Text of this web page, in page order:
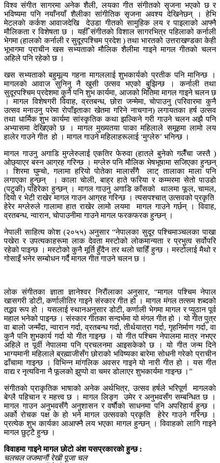
विश्व संगीत सागरमा अनेक शैली, लयका गीत संगीतकाे सृजना भएको छ र
भविष्यमा पनि नयाँनयाँ शैलीका सांगीतिक सृजना अवश्य देखिनेछन् । हेभि
मेटलकाे कर्कश आवाजदेखि देउडा गीतकाे सामुहिक लय र पाइलाको आफ्नै
मौलिकता र विशेषता छ । यहीँ संगीतकाे विशाल सागरभित्र पहिलाको कर्नाली
भेगमा (हालकाे कर्नाली र सुदूरपश्चिम प्रदेश ) तथा भारतको उत्तराखण्डका केही
भूभागमा प्राचीन खस सभ्यताको मौलिक शैलीमा गाइने मागल गीतकाे चलन
अहिले पनि रहेको छ ।
खस सभ्यताको बहुमूल्य गहना मागललाई शुभकार्यकाे प्रतीक पनि मानिन्छ ।
मागलकाे आवाज सुनिनु नै खुसी उत्सव भएको बुझिन्छ । कर्नाली तथा
सुदूरपश्चिम प्रदेशमा कुनै पनि शुभ कार्यमा, आजको मितिमा मागल गाइने चलन छ
। मागल विशेषगरी विवाह, व्रतबन्ध, छोरा जन्मेमा, चाेपाउनु (परिवारमा कुनै
उत्सव मनाउनु परेमा राेपाँइताका खेतमा गरिने नाचगान) लगायतका हर्ष उत्सव
तथा धार्मिक शुभ कार्यमा सांस्कृतिक कथा झल्किने गरी गाउने चलन अझै पनि
अभ्यासमा देखिएको छ । मागल मुख्यतया पाका महिलाले समूहमा लामो लय
हालेर गाउने गीत हो । मागल गाउने महिलाहरूलाई ‘मुग्लेरु’ भनिन्छ ।
मागल गाउनु अगाडि मुग्लेरुलाई एकतिर फेरुवा (हातले बुनेकाे गलैँचा जस्तै )
ओछ्याएर बस्न आग्रह गरिन्छ । मग्लेरु पनि मौलिक भेषभूषामा सजिएका हुन्छन्
। शिरमा घुम्चाे, गलामा हरियो पाेतेका मालासँगै लाट् तालाका माला पनि
लगाएका हुन्छन् । काला चाेली, बाह्र हाते फरिया र कम्मरमा सेतो पाउडाे
(पटुकी) पहिरेका हुन्छन् । मागल गाउनु अगाडि काँसको थालमा फूल, चामल,
दियो र भेटी राखेर मागल गाउन आग्रह गरिन्छ । त्यसपश्चात् उत्सवको प्रकृति
हेरेर मग्लेरुले गालामा हात राखेर लामो लयमा मागल गाउने गर्छन् । विवाह,
व्रतबन्ध, न्वारान, चाेपाउनीमा गाउने मागल फरकफरक हुन्छन् ।
नेपाली साहित्य काेश (२०५५) अनुसार “नेपालका सुदूर पश्चिमाञ्चलका पाखा
पखेरा र उपत्यकाहरूमा लाक देवता मस्टोको लोकमान्यता र प्रभुत्व सर्वोपरि
रहेको पाइन्छ । मस्टोको कुनै मूर्ति हुँदैन तर थलो चाहिँ हुन्छ । मस्टोलाई मैथो र
गोसाइँ भनेर सम्बोधन गर्दै मागल गीत गाउने चलन छ ।
लोक संगीतका ज्ञाता ज्ञानेश्वर निराैंलाका अनुसार, “मागल पश्चिम नेपाल
खासगरी डोटी, कर्णालीतिर गाइने संस्कार गीत हो । मागल मंगल तत्सम शब्दको
तद्भव रूप हो । यसलाई स्थानअनुसार डोटी, कर्णाली भेगमा मागल र प्युठान पूर्व
महाल भनेको पाइन्छ । संस्कार गीतका सन्दर्भमा यो मंगल गीत हो । यो गीत पुत्र
वा बालो जन्मँदा, न्वारान गर्दा, व्रतबन्ध गर्दा, तीर्थयात्रा गर्दा, गृहनिर्माण गर्दा, वा
कुनै पनि शुभकार्य गर्दा यो गीत गाइन्छ । यो गीत पश्चिम नेपालमा मात्र नभएर
अहिले त पूर्वी नेपालमा पनि प्रचलनमा आइसकेको छ । यो गीत जन्म दिने
भाग्यमानी महिलाले ब्रह्माजीसँग छोराको भविष्यका बारेमा सोधनी गरेको प्राचीन
ढाँचामा गाइन्छ । विभिन्न मांगलिक अवसर गाइने यो नारी गीत हो । यस गीत
वाद्य र नृत्यविना नै फूलको झुप्पो वा चमर डोलाएर शुभकार्यमा गाइन्छ ।”
संगीतकाे प्राकृतिक भाषाको अनेक अर्थभित्र, उत्सव हर्षले भरिपूर्ण मागलकाे
बेग्लै पहिचान र महत्त्व छ । मागल लिङ्ग उमेर र अनुभवसँग सम्बन्धित छ ।
मागल गाउन अनुभवसँगै अनुशासन र वर्षाैकाे साधनमा पनि अपरिहार्य हुन्छ ।
अर्को रोचक पक्ष के हो भने मागल उत्सवको प्रकृति हेरेर गाउने गरिन्छ ।
प्रत्येक शुभ कार्यका आआफ्नै लय भएका मागल हुन्छन् । विवाहको लागि गाइने
मागल छुट्टै हुन्छ ।
विवाहमा गाइने मागल छोटो अंश यसप्रकारकाे हुन्छ :
चलचल जजमानाैं रेखी पूजा चल